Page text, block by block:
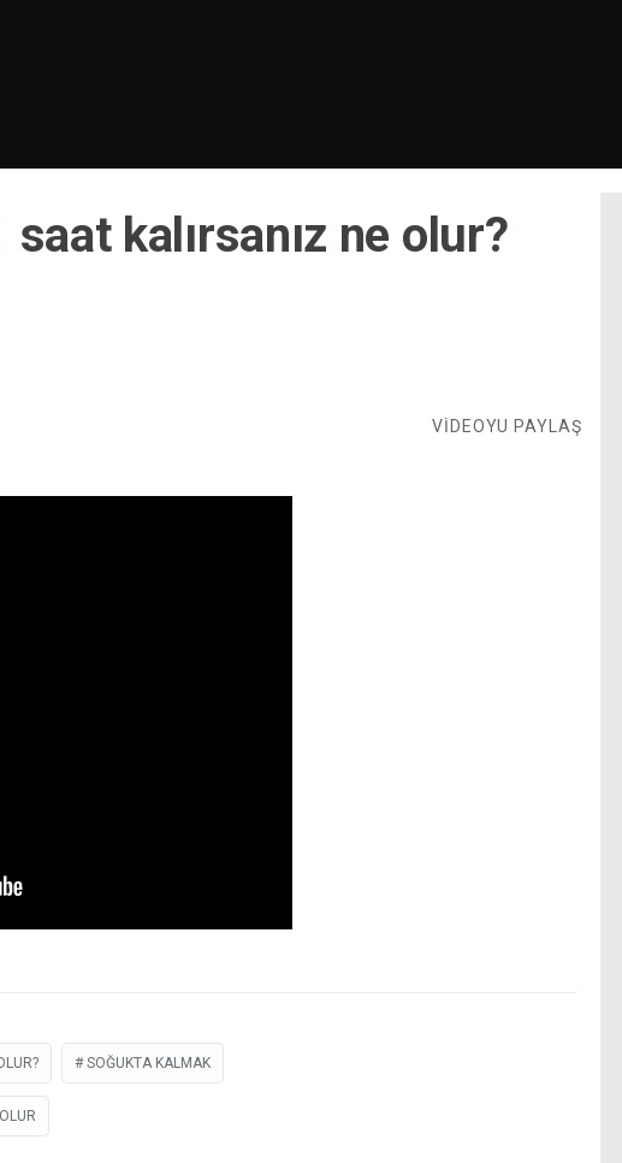
kalırsanız ne olur?
VİDEOYU PAYLAŞ
SOĞUKTA KALMAK